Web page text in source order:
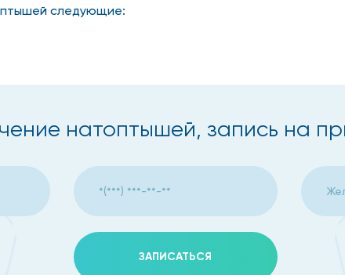
следующие:
обуви
длительное ношение обуви на каблуке и с
натоптышей, запись на
ЗАПИСАТЬСЯ